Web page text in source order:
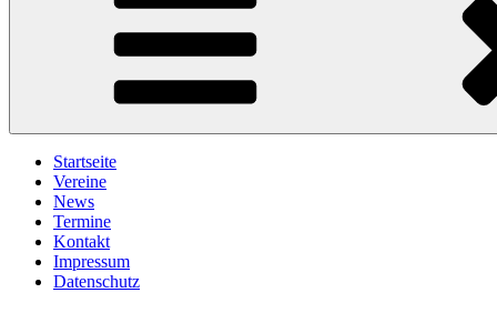
Startseite
Vereine
News
Termine
Kontakt
Impressum
Datenschutz